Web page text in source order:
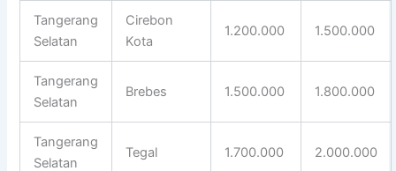
Tangerang
Selatan
Cirebon
Kota
1.200.000 1.500.000
Tangerang
Selatan
Brebes 1.500.000 1.800.000
Tangerang
Selatan
Tegal 1.700.000 2.000.000